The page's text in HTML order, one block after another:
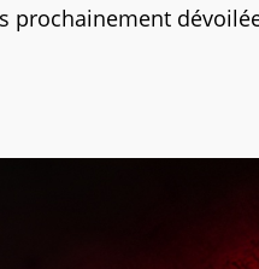
prochainement